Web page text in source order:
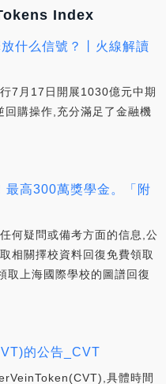
Index
什么信號？丨火線解讀
7月17日開展1030億元中期
購操作,充分滿足了金融機
最高300萬獎學金。「附
何疑問或備考方面的信息,公
相關擇校資料回復免費領取
取上海國際學校的圖譜回復
的公告_CVT
具體時間